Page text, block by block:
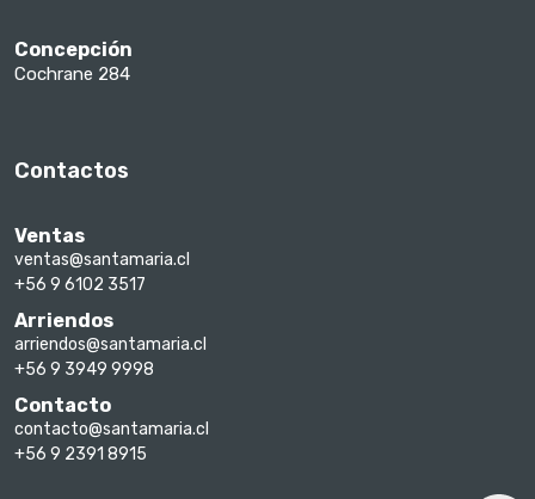
Concepción
Cochrane 284
Contactos
Ventas
ventas@santamaria.cl
+56 9 6102 3517
Arriendos
arriendos@santamaria.cl
+56 9 3949 9998
Contacto
contacto@santamaria.cl
+56 9 2391 8915